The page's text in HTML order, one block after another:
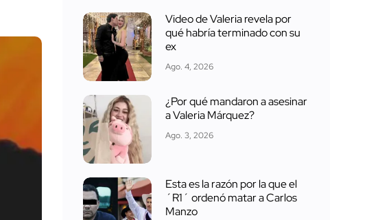
Video de Valeria revela por
qué habría terminado con su
ex
Ago. 4, 2026
¿Por qué mandaron a asesinar
a Valeria Márquez?
Ago. 3, 2026
Esta es la razón por la que el
´R1´ ordenó matar a Carlos
Manzo